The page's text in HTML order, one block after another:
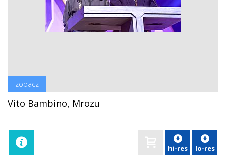
zobacz
Vito Bambino, Mrozu
hi-res lo-res